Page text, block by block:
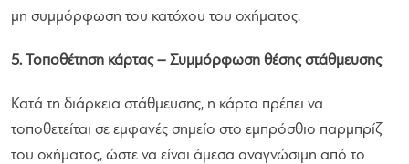
μη συμμόρφωση του κατόχου του οχήματος.
5. Τοποθέτηση κάρτας – Συμμόρφωση θέσης στάθμευσης
Κατά τη διάρκεια στάθμευσης, η κάρτα πρέπει να
τοποθετείται σε εμφανές σημείο στο εμπρόσθιο παρμπρίζ
του οχήματος, ώστε να είναι άμεσα αναγνώσιμη από το